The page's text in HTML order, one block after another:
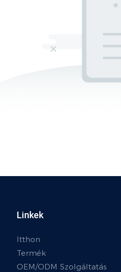
Linkek
Itthon
Termék
OEM/ODM Szolgáltatás